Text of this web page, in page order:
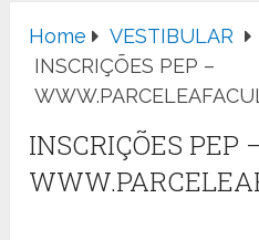
Home VESTIBULAR
INSCRIÇÕES PEP –
INSCRIÇÕES PEP